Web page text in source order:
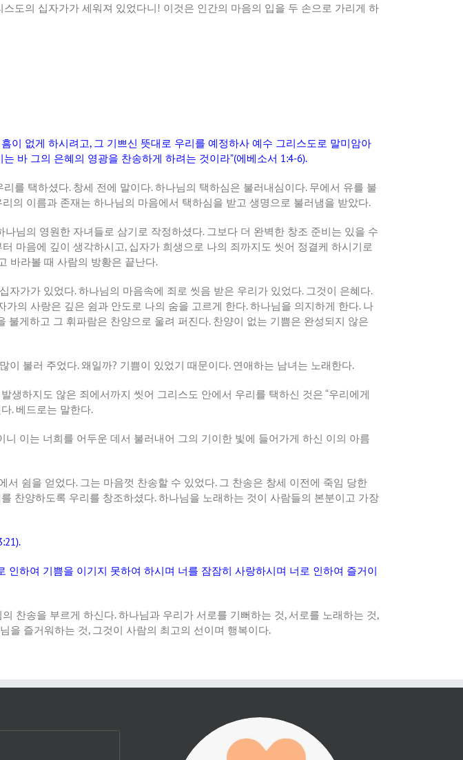
스도의 십자가가 세워져 있었다니! 이것은 인간의 마음의 입을 두 손으로 가리게 하
이 없게 하시려고, 그 기쁘신 뜻대로 우리를 예정하사 예수 그리스도로 말미암아
바 그의 은혜의 영광을 찬송하게 하려는 것이라”(에베소서 1:4-6).
리를 택하셨다. 창세 전에 말이다.하나님의 택하심은 불러내심이다. 무에서 유를 불
리의 이름과 존재는 하나님의 마음에서 택하심을 받고 생명으로 불러냄을 받았다.
님의 영원한 자녀들로 삼기로 작정하셨다. 그보다 더 완벽한 창조 준비는 있을 수
마음에 깊이 생각하시고, 십자가 희생으로 나의 죄까지도 씻어 정결케 하시기로
바라볼 때 사람의 방황은 끝난다.
자가가 있었다.하나님의 마음속에 죄로 씻음 받은 우리가 있었다. 그것이 은혜다.
가의 사랑은 깊은 쉼과 안도로 나의 숨을 고르게 한다.하나님을 의지하게 한다. 나
불게하고 그 휘파람은 찬양으로 울려 퍼진다. 찬양이 없는 기쁨은 완성되지 않은
이 불러 주었다.왜일까? 기쁨이 있었기 때문이다. 연애하는 남녀는 노래한다.
발생하지도 않은 죄에서까지 씻어 그리스도 안에서 우리를 택하신 것은 “우리에게
. 베드로는 말한다.
이는 너희를 어두운 데서 불러내어 그의 기이한 빛에 들어가게 하신 이의 아름
서 쉼을 얻었다. 그는 마음껏 찬송할 수 있었다. 그 찬송은 창세 이전에 죽임 당한
찬양하도록 우리를 창조하셨다.하나님을 노래하는 것이 사람들의 본분이고 가장
하여 기쁨을 이기지 못하여 하시며 너를 잠잠히 사랑하시며 너로 인하여 즐거이
찬송을 부르게 하신다.하나님과 우리가 서로를 기뻐하는 것, 서로를 노래하는 것,
을 즐거워하는 것, 그것이 사람의 최고의 선이며 행복이다.